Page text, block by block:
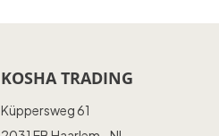
KOSHA TRADING
Küppersweg 61